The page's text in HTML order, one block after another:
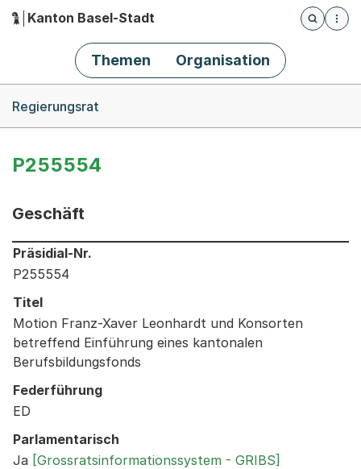
Hauptnavigation
Kanton Basel-Stadt
Öffnet
Themen Organisation
Regierungsrat
P255554
Geschäft
Informationen zum Ausgewählten Geschäft
Präsidial-Nr.
P255554
Titel
Motion Franz-Xaver Leonhardt und Konsorten
betreffend Einführung eines kantonalen
Berufsbildungsfonds
Federführung
ED
Parlamentarisch
Ja [Grossratsinformationssystem - GRIBS]